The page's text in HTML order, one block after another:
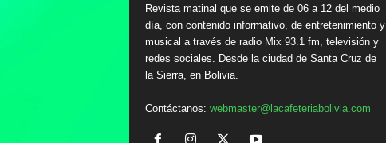
Revista matinal que se emite de 06 a 12 del medio
día, con contenido informativo, de entretenimiento y
musical a través de radio Mix 93.1 fm, televisión y
redes sociales. Desde la ciudad de Santa Cruz de
la Sierra, en Bolivia.
Contáctanos: webmaster@lacafeteriabolivia.com